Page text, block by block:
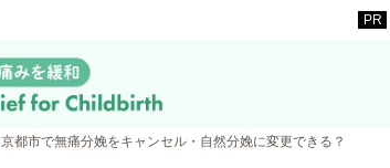
京都市で無痛分娩をキャンセル・自然分娩に変更できる？